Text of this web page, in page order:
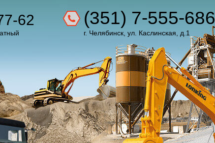
(351) 7-555-686
г. Челябинск, ул. Каслинская, д.1
62